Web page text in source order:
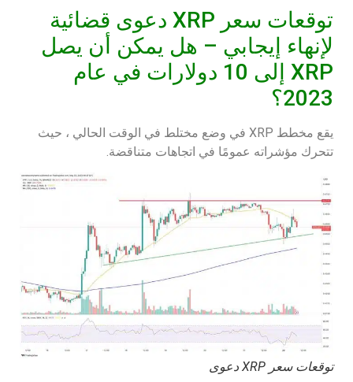
توقعات سعر XRP دعوى قضائية
لإنهاء إيجابي – هل يمكن أن يصل
XRP إلى 10 دولارات في عام
2023؟
يقع مخطط XRP في وضع مختلط في الوقت الحالي ، حيث
تتحرك مؤشراته عمومًا في اتجاهات متناقضة.
توقعات سعر XRP دعوى